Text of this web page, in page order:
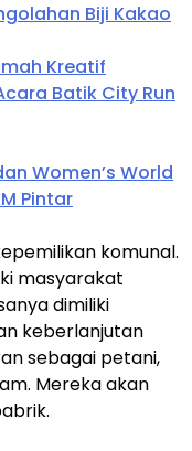
Biji Kakao
Kreatif
Batik City Run
Women’s World
Pintar
komunal.
masyarakat
dimiliki
keberlanjutan
sebagai petani,
Mereka akan